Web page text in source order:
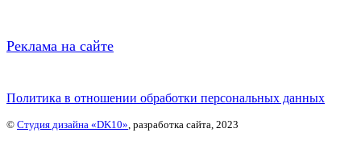
Реклама на сайте
Политика в отношении обработки персональных данных
© Студия дизайна «DK10», разработка сайта, 2023